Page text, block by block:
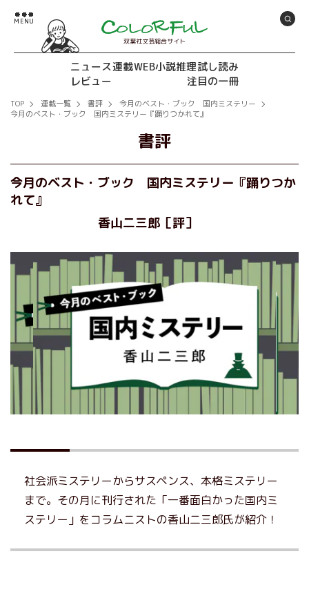
双葉社文芸総合サイト
ニュース連載WEB小説推理試し読み
レビュー
注目の一冊
TOP 連載一覧 書評
今月のベスト・ブック 国内ミステリー
今月のベスト・ブック 国内ミステリー『踊りつかれて』
書評
今月のベスト・ブック 国内ミステリー『踊りつか
れて』
香山二三郎［評］
社会派ミステリーからサスペンス、本格ミステリー
まで。その月に刊行された「一番面白かった国内ミ
ステリー」をコラムニストの香山二三郎氏が紹介！